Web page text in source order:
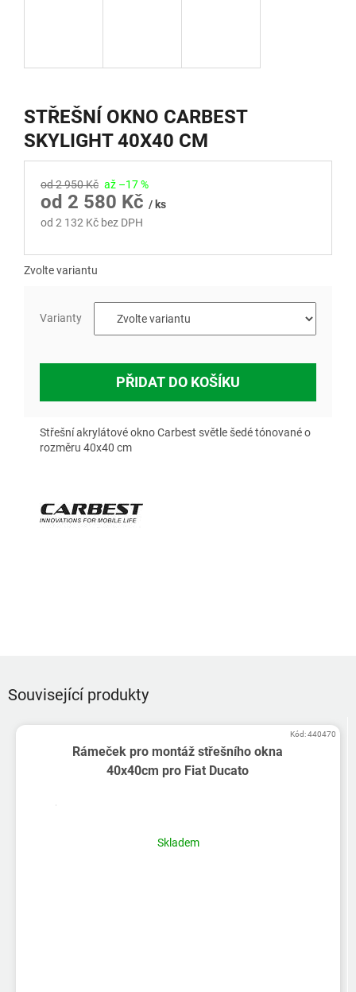
STŘEŠNÍ OKNO CARBEST
SKYLIGHT 40X40 CM
od 2 950 Kč až –17 %
od 2 580 Kč / ks
od 2 132 Kč bez DPH
Zvolte variantu
Varianty
PŘIDAT DO KOŠÍKU
Střešní akrylátové okno Carbest světle šedé tónované o
rozměru 40x40 cm
Související produkty
Rámeček pro montáž střešního okna
40x40cm pro Fiat Ducato
Skladem
Kód:440470